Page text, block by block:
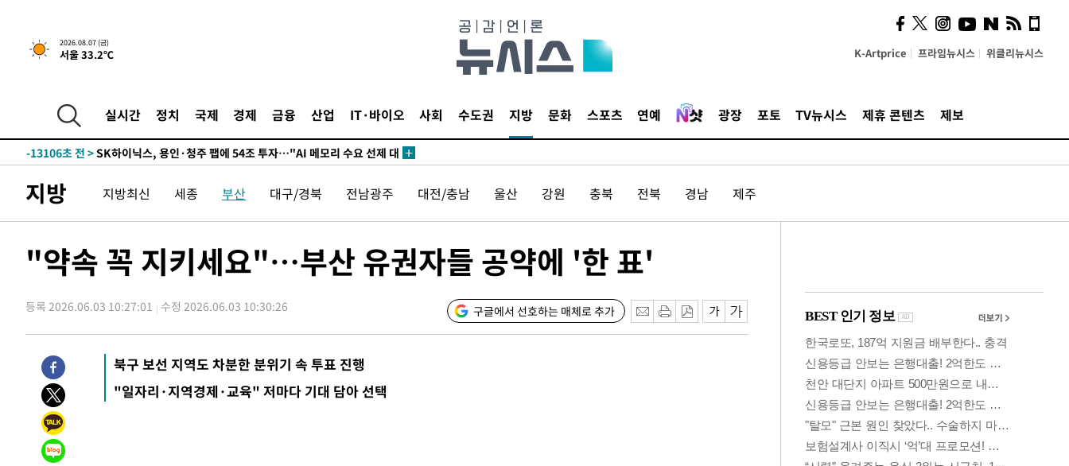
2026.08.07 (금)
서울 33.2℃ K-Artprice 프라임뉴시스 위클리뉴시스
실시간 정치 국제 경제 금융 산업 IT·바이오 사회 수도권 지방 문화 스포츠 연예 광장 포토 TV뉴시스 제휴 콘텐츠 제보
운드는 임시"
-16902초 전 >"낮 기온 소폭 하락"…수도권 폭염중대경보, 폭염경보로 하향
-16866초 전 >[속보]이 대통령, '호우피해' 안동·의성 관할 4개 면 특별재난지역
갈 수도
-14800초 전 >
낮 최고 37도 찜통더위…곳곳 소나기·강원 많은 비[내일날씨]
-13106초 전 >
응"
-9962초 전 > 여자배구 이재영·이다영 자매, 아제르바이잔 투란VC 입단
-8949초 전 >
[속보]코스닥, 2.86포인트(0.36%) 내린 798.81마감
-8902초 전 >[속보]코스피, 6200선 약보합…0.60% 내린 6258.77에 마쳐
-8771초 전 >[속보] 노원서 40.1도 관측…서울, 2018년 이후 첫 40도
-4734초 전 >외신들도 주목한 韓축구 파문…"국민적 공분에 수사 재개"
-4705초 전 >11시간 압수수색에 성접대 파문까지…'쑥대밭' 된 축구협회
-3727초 전 >
[속보]규제합리화위원회 부위원장에 김태유 서울대 공대 교수…이병
태 후임
-85초 전 >
[속보]국힘 윤리위, '돌려차기 발언' 진종오·서범수 징계 절차 개시
-30958초 전 >
미 사업체 일자리, 7월에 2.3만개 순감하고 그 전 2개월 10.3만개
하향수정 (2보)
-30406초 전 >
-26269초 전 >
실천"
지방 지방최신 세종 부산 대구/경북 전남광주 대전/충남 울산 강원 충북 전북 경남 제주
"약속 꼭 지키세요"…부산 유권자들 공약에 '한 표'
등록 2026.06.03 10:27:01 수정 2026.06.03 10:30:26 구글에서 선호하는 매체로 추가
북구 보선 지역도 차분한 분위기 속 투표 진행
"일자리·지역경제·교육" 저마다 기대 담아 선택
시, 스마트폰 액세서리에
NFC 더했다